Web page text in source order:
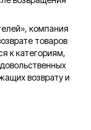
компания
товаров
к категориям,
возврату и